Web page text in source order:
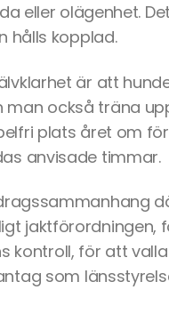
eller olägenhet.
hålls kopplad.
är att
också träna
plats året om
anvisade timmar.
jaktförordningen,
kontroll, för att
som